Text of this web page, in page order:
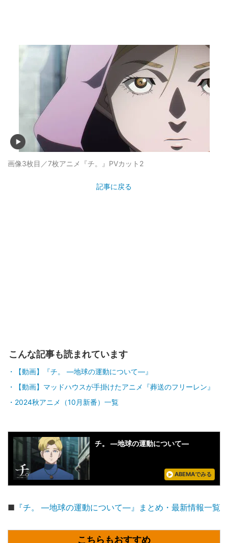
画像3枚目／7枚アニメ『チ。』PVカット2
記事に戻る
こんな記事も読まれています
【動画】『チ。 ―地球の運動について―』
【動画】マッドハウスが手掛けたアニメ『葬送のフリーレン』
2024秋アニメ（10月新番）一覧
チ。 ―地球の運動について―
ABEMAでみる
■ 『チ。 ―地球の運動について―』まとめ・最新情報一覧